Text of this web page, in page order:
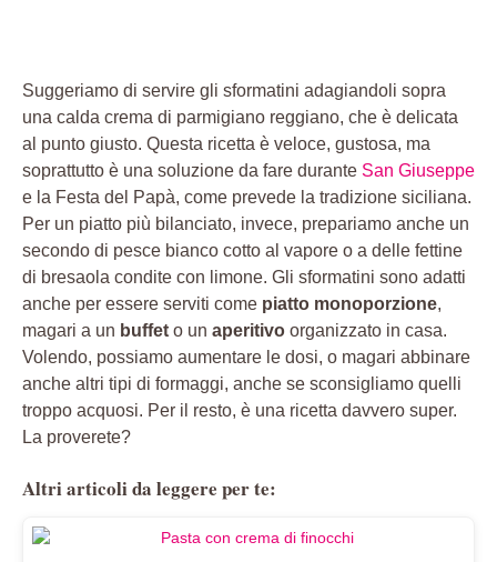
Suggeriamo di servire gli sformatini adagiandoli sopra
una calda crema di parmigiano reggiano, che è delicata
al punto giusto. Questa ricetta è veloce, gustosa, ma
soprattutto è una soluzione da fare durante San Giuseppe
e la Festa del Papà, come prevede la tradizione siciliana.
Per un piatto più bilanciato, invece, prepariamo anche un
secondo di pesce bianco cotto al vapore o a delle fettine
di bresaola condite con limone. Gli sformatini sono adatti
anche per essere serviti come piatto monoporzione,
magari a un buffet o un aperitivo organizzato in casa.
Volendo, possiamo aumentare le dosi, o magari abbinare
anche altri tipi di formaggi, anche se sconsigliamo quelli
troppo acquosi. Per il resto, è una ricetta davvero super.
La proverete?
Altri articoli da leggere per te: